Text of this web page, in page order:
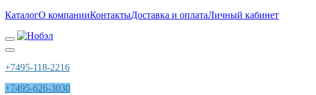
КаталогО компанииКонтактыДоставка и оплатаЛичный кабинет
+7495-118-2216
+7495-626-3030